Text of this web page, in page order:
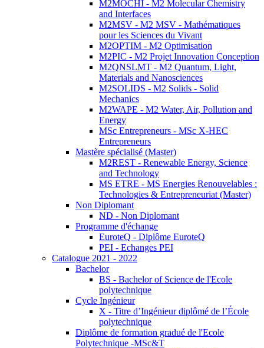
M2MOCHI - M2 Molecular Chemistry
and Interfaces
M2MSV - M2 MSV - Mathématiques
pour les Sciences du Vivant
M2OPTIM - M2 Optimisation
M2PIC - M2 Projet Innovation Conception
M2QNSLMT - M2 Quantum, Light,
Materials and Nanosciences
M2SOLIDS - M2 Solids - Solid
Mechanics
M2WAPE - M2 Water, Air, Pollution and
Energy
MSc Entrepreneurs - MSc X-HEC
Entrepreneurs
Mastère spécialisé (Master)
M2REST - Renewable Energy, Science
and Technology
MS ETRE - MS Energies Renouvelables :
Technologies & Entrepreneuriat (Master)
Non Diplomant
ND - Non Diplomant
Programme d'échange
EuroteQ - Diplôme EuroteQ
PEI - Echanges PEI
Catalogue 2021 - 2022
Bachelor
BS - Bachelor of Science de l'Ecole
polytechnique
Cycle Ingénieur
X - Titre d’Ingénieur diplômé de l’École
polytechnique
Diplôme de formation gradué de l'Ecole
Polytechnique -MSc&T